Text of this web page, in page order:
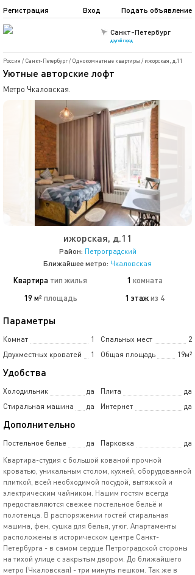
Санкт-Петербург
другой город
Подать объявление
Регистрация Вход
Россия / Санкт-Петербург/ Однокомнатные квартиры / ижорская, д.11
Уютные авторские лофт
Метро Чкаловская.
ижорская, д.11
Район: Петроградский
Ближайшее метро: Чкаловская
Квартира тип жилья 1 комната
19 м² площадь 1 этажиз 4
Параметры
Комнат 1 Спальных мест
2
Двухместных кроватей
1 Общая площадь 19м²
Удобства
Холодильник да Плита
да
Стиральная машина
да Интернет да
Дополнительно
Постельное белье да Парковка
да
Квартира-студия с большой кованой прочной
кроватью, уникальным столом, кухней, оборудованной
плиткой, всей необходимой посудой, вытяжкой и
электрическим чайником. Нашим гостям всегда
предоставляются свежее постельное бельё и
полотенца. В распоряжении гостей стиральная
машина, фен, сушка для белья, утюг. Апартаменты
расположены в историческом центре Санкт-
Петербурга - в самом сердце Петроградской стороны
на тихой улице с закрытым двором. До ближайшего
метро (Чкаловская) - три минуты пешком. Так же в